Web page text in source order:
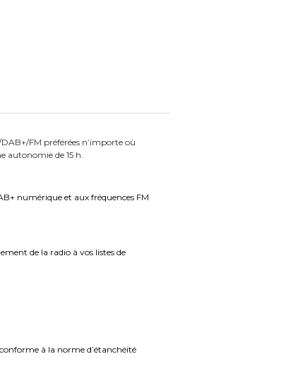
FM préférées n’importe où
autonomie de 15 h.
numérique et aux fréquences FM
de la radio à vos listes de
à la norme d’étanchéité